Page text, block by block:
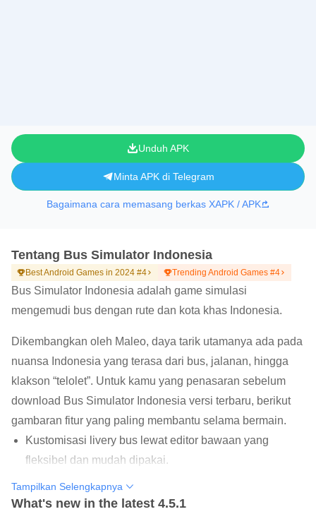
Unduh APK
Minta APK di Telegram
Bagaimana cara memasang berkas XAPK / APK
Tentang Bus Simulator Indonesia
Best Android Games in 2024 #4 Trending Android Games #4
Bus Simulator Indonesia adalah game simulasi
mengemudi bus dengan rute dan kota khas Indonesia.
Dikembangkan oleh Maleo, daya tarik utamanya ada pada
nuansa Indonesia yang terasa dari bus, jalanan, hingga
klakson “telolet”. Untuk kamu yang penasaran sebelum
download Bus Simulator Indonesia versi terbaru, berikut
gambaran fitur yang paling membantu selama bermain.
Kustomisasi livery bus lewat editor bawaan yang
fleksibel dan mudah dipakai.
Kontrol sentuh sederhana: kemudi, gas, rem, lampu,
dan pengaturan kamera.
Tampilkan Selengkapnya
What's new in the latest 4.5.1